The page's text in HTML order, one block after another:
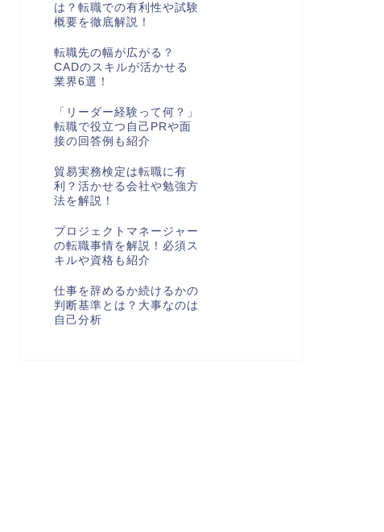
は？転職での有利性や試験
概要を徹底解説！
転職先の幅が広がる？
CADのスキルが活かせる
業界6選！
「リーダー経験って何？」
転職で役立つ自己PRや面
接の回答例も紹介
貿易実務検定は転職に有
利？活かせる会社や勉強方
法を解説！
プロジェクトマネージャー
の転職事情を解説！必須ス
キルや資格も紹介
仕事を辞めるか続けるかの
判断基準とは？大事なのは
自己分析